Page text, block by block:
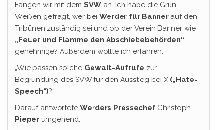
Fangen wir mit dem SVW an. Ich habe die Grün-
Weißen gefragt, wer bei Werder für Banner auf den
Tribünen zuständig sei und ob der Verein Banner wie
„Feuer und Flamme den Abschiebebehörden“
genehmige? Außerdem wollte ich erfahren:
„Wie passen solche Gewalt-Aufrufe zur
Begründung des SVW für den Ausstieg bei X („Hate-
Speech“)?“
Darauf antwortete Werders Pressechef Christoph
Pieper umgehend: